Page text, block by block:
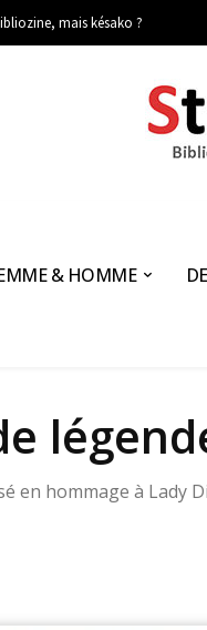
mais késako ?
& HOMME
en hommage à